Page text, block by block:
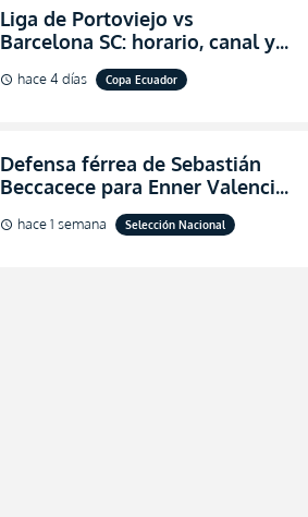
Liga de Portoviejo vs
Barcelona SC: horario, canal y
dónde ver EN VIVO los octavos
de final de la Copa Ecuador
schedule hace 4 días Copa Ecuador
Defensa férrea de Sebastián
Beccacece para Enner Valencia
al indicar que era el hombre
indicado para Ecuador
schedule hace 1 semana Selección Nacional